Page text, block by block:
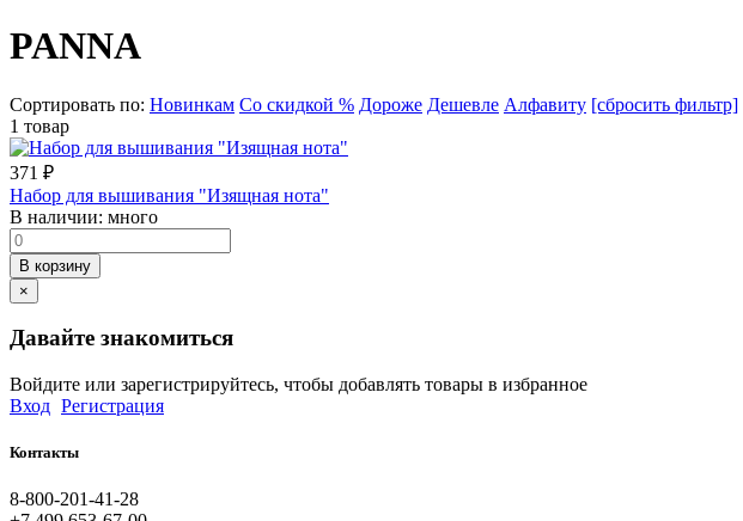
PANNA
Сортировать по: Новинкам Со скидкой % Дороже Дешевле Алфавиту [сбросить фильтр]
1 товар
371 ₽
Набор для вышивания "Изящная нота"
В наличии: много
В корзину
×
Давайте знакомиться
Войдите или зарегистрируйтесь, чтобы добавлять товары в избранное
Вход Регистрация
Контакты
8-800-201-41-28